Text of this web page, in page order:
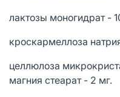
лактозы моногидрат -
кроскармеллоза
целлюлоза
магния стеарат - 2 мг.